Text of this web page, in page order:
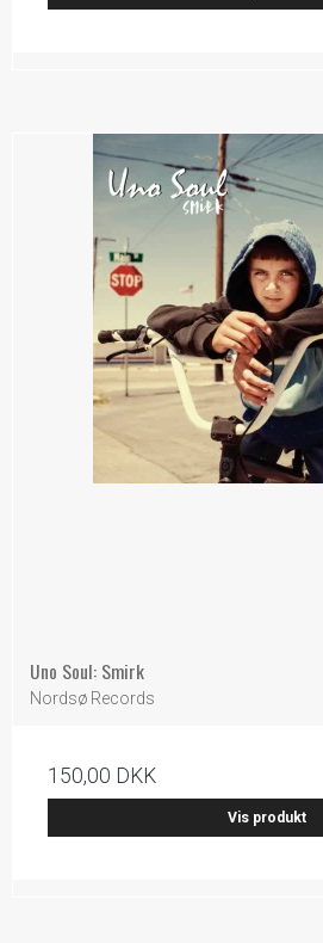
Uno Soul: Smirk
Nordsø Records
150,00 DKK
Vis produkt